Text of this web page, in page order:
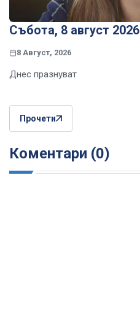
Събота, 8 август 2026
8 Август, 2026
Днес празнуват
Прочети
Коментари (0)